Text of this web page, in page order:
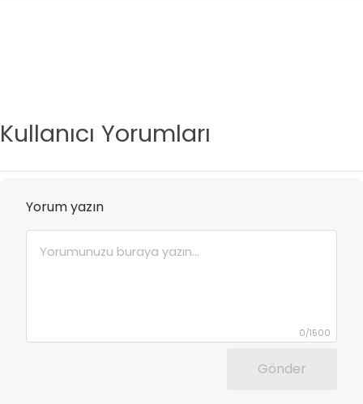
Kullanıcı Yorumları
Yorum yazın
0/1500
Gönder